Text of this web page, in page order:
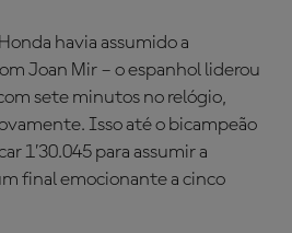
havia assumido a
Joan Mir – o espanhol liderou
sete minutos no relógio,
Isso até o bicampeão
1’30.045 para assumir a
final emocionante a cinco